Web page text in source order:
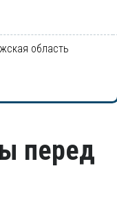
область
перед